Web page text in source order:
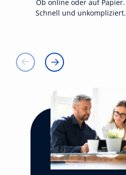
Ob online oder auf Papier.
Schnell und unkompliziert.